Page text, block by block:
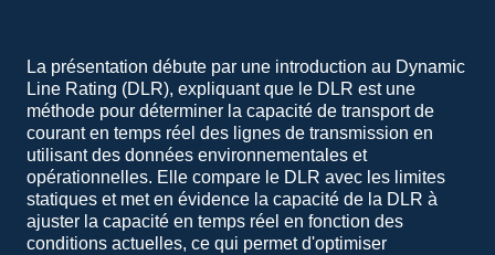
La présentation débute par une introduction au Dynamic
Line Rating (DLR), expliquant que le DLR est une
méthode pour déterminer la capacité de transport de
courant en temps réel des lignes de transmission en
utilisant des données environnementales et
opérationnelles. Elle compare le DLR avec les limites
statiques et met en évidence la capacité de la DLR à
ajuster la capacité en temps réel en fonction des
conditions actuelles, ce qui permet d'optimiser